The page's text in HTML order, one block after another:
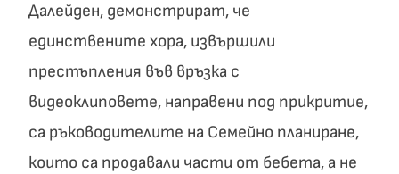
Далейден, демонстрират, че
единствените хора, извършили
престъпления във връзка с
видеоклиповете, направени под прикритие,
са ръководителите на Семейно планиране,
които са продавали части от бебета, а не